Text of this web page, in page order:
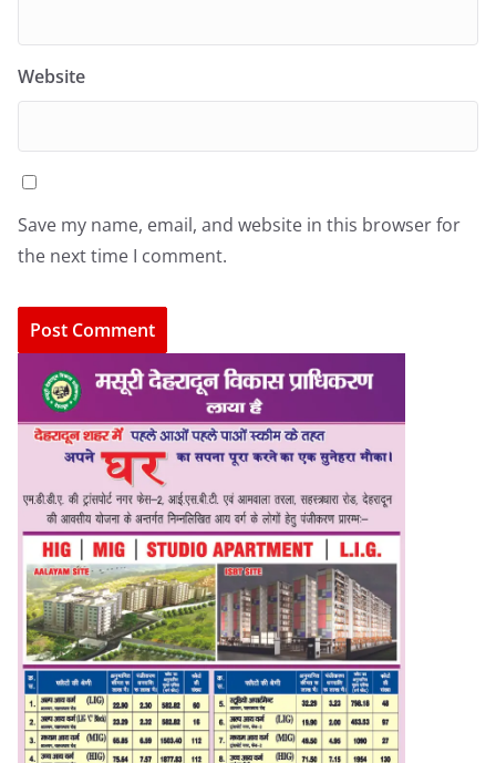
Website
Save my name, email, and website in this browser for
the next time I comment.